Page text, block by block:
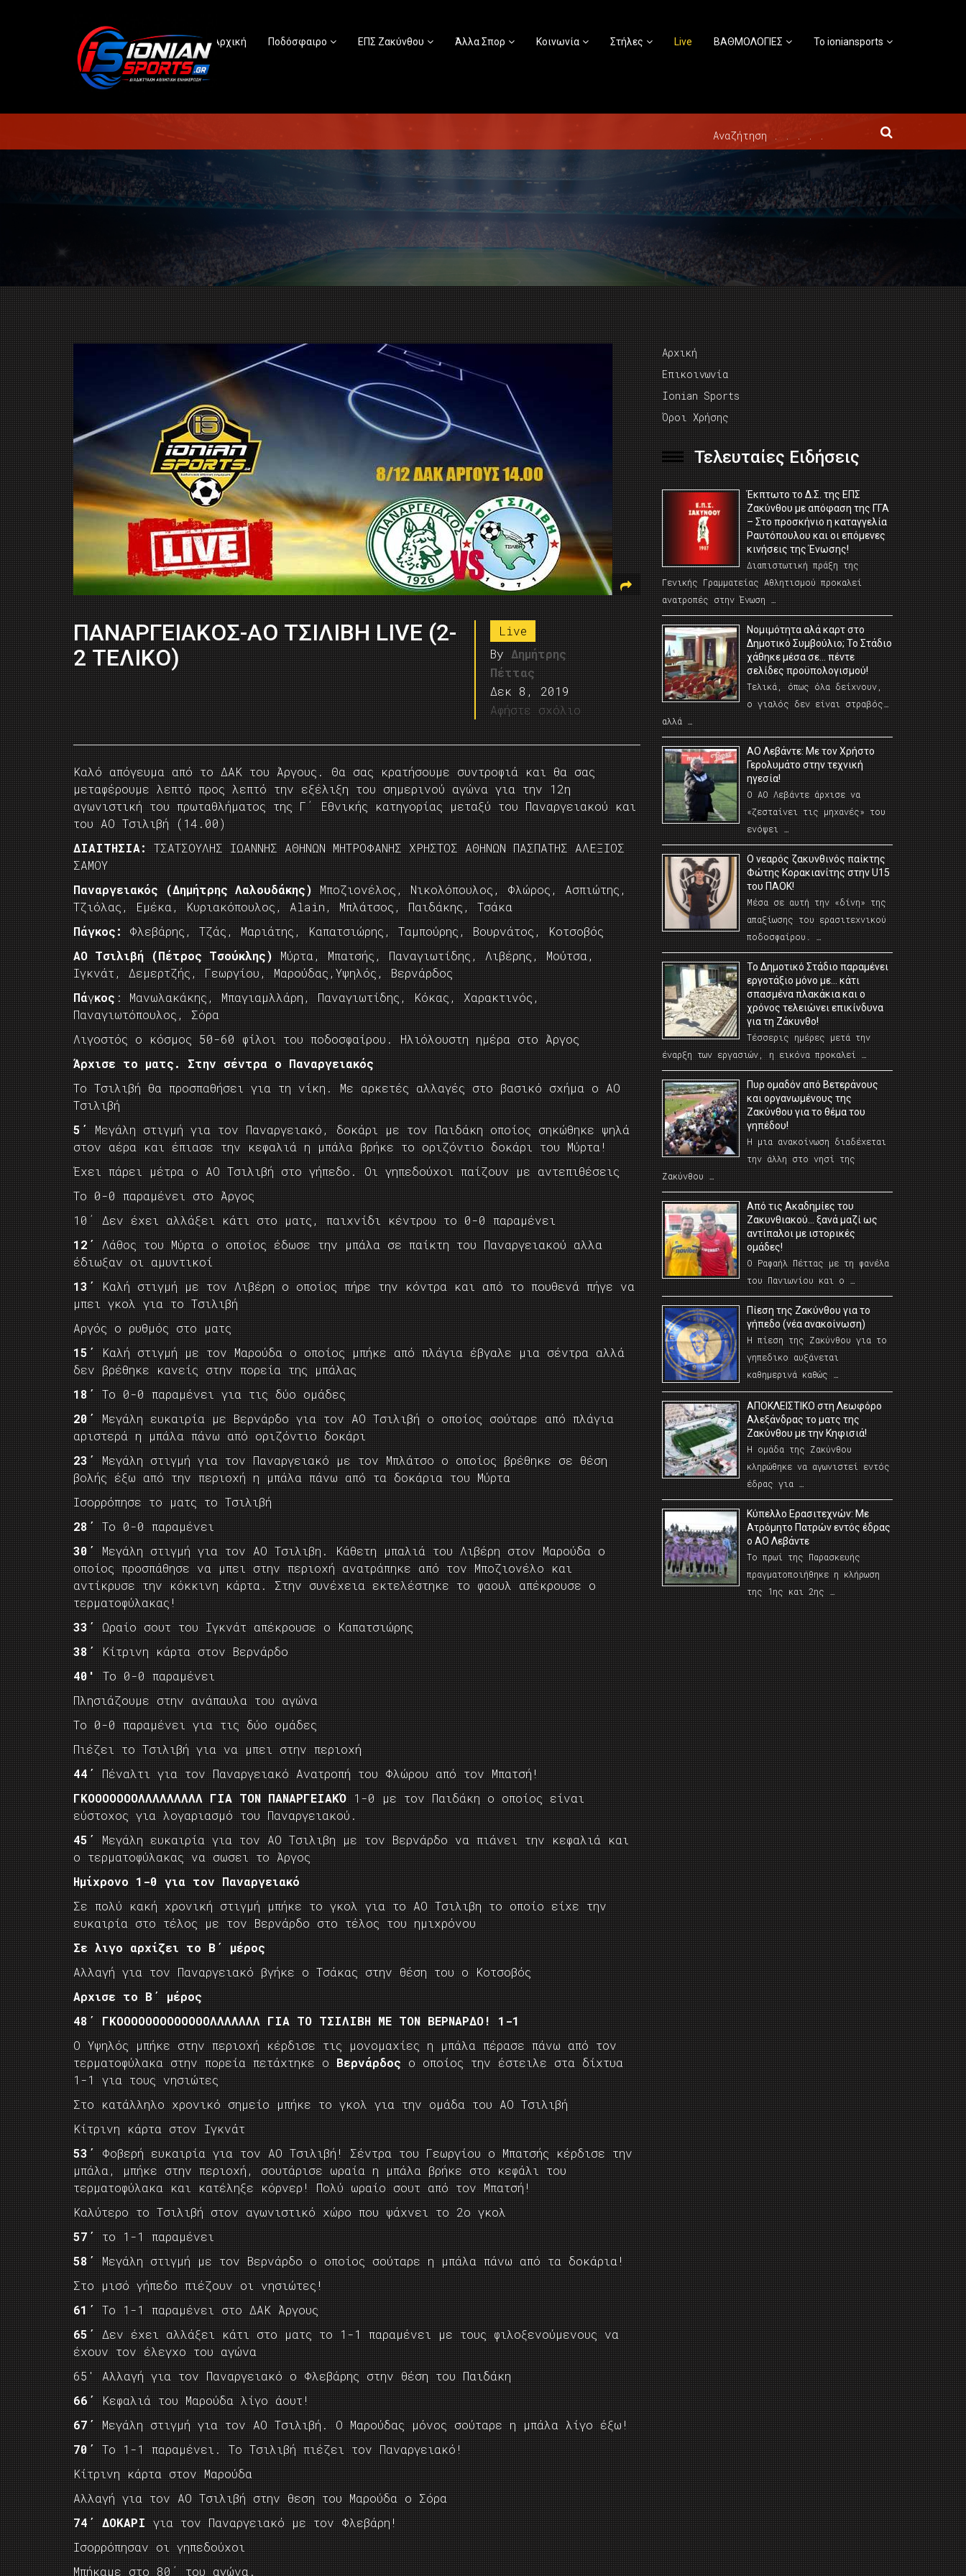
Αρχική Ποδόσφαιρο ΕΠΣ Ζακύνθου Άλλα Σπορ Κοινωνία Στήλες Live ΒΑΘΜΟΛΟΓΙΕΣ Το ioniansports
ΠΑΝΑΡΓΕΙΑΚΟΣ-ΑΟ ΤΣΙΛΙΒΗ LIVE (2-
2 ΤΕΛΙΚΟ)
Live
By Δημήτρης
Πέττας
Δεκ 8, 2019
Αφήστε σχόλιο
Kαλό απόγευμα από το ΔΑΚ του Άργους. Θα σας κρατήσουμε συντροφιά και θα σας
μεταφέρουμε λεπτό προς λεπτό την εξέλιξη του σημερινού αγώνα για την 12η
αγωνιστική του πρωταθλήματος της Γ΄ Εθνικής κατηγορίας μεταξύ του Παναργειακού και
του ΑΟ Τσιλιβή (14.00)
ΔΙΑΙΤΗΣΙΑ:
ΤΣΑΤΣΟΥΛΗΣ ΙΩΑΝΝΗΣ ΑΘΗΝΩΝ ΜΗΤΡΟΦΑΝΗΣ ΧΡΗΣΤΟΣ ΑΘΗΝΩΝ ΠΑΣΠΑΤΗΣ ΑΛΕΞΙΟΣ
ΣΑΜΟΥ
Παναργειακός (Δημήτρης Λαλουδάκης) Μποζιονέλος, Νικολόπουλος, Φλώρος, Ασπιώτης,
Τζιόλας, Εμέκα, Κυριακόπουλος, Αlain, Μπλάτσος, Παιδάκης, Τσάκα
Πάγκος:
Φλεβάρης, Τζάς, Μαριάτης, Καπατσιώρης, Ταμπούρης, Βουρνάτος, Κοτσοβός
ΑΟ Τσιλιβή (Πέτρος Τσούκλης) Μύρτα, Μπατσής, Παναγιωτίδης, Λιβέρης, Μούτσα,
Ιγκνάτ, Δεμερτζής, Γεωργίου, Μαρούδας,Υψηλός, Βερνάρδος
Πάγκος : Mανωλακάκης, Μπαγιαμλλάρη, Παναγιωτίδης, Κόκας, Χαρακτινός,
Παναγιωτόπουλος, Σόρα
Λιγοστός ο κόσμος 50-60 φίλοι του ποδοσφαίρου. Ηλιόλουστη ημέρα στο Άργος
Άρχισε το ματς. Στην σέντρα ο Παναργειακός
Το Τσιλιβή θα προσπαθήσει για τη νίκη. Με αρκετές αλλαγές στο βασικό σχήμα ο ΑΟ
Τσιλιβή
5΄ Μεγάλη στιγμή για τον Παναργειακό, δοκάρι με τον Παιδάκη οποίος σηκώθηκε ψηλά
στον αέρα και έπιασε την κεφαλιά η μπάλα βρήκε το οριζόντιο δοκάρι του Μύρτα!
Έχει πάρει μέτρα ο ΑΟ Τσιλιβή στο γήπεδο. Οι γηπεδούχοι παίζουν με αντεπιθέσεις
Το 0-0 παραμένει στο Άργος
10΄ Δεν έχει αλλάξει κάτι στο ματς, παιχνίδι κέντρου το 0-0 παραμένει
12΄
Λάθος του Μύρτα ο οποίος έδωσε την μπάλα σε παίκτη του Παναργειακού αλλα
έδιωξαν οι αμυντικοί
13΄
Καλή στιγμή με τον Λιβέρη ο οποίος πήρε την κόντρα και από το πουθενά πήγε να
μπει γκολ για το Τσιλιβή
Αργός ο ρυθμός στο ματς
15΄
Καλή στιγμή με τον Μαρούδα ο οποίος μπήκε από πλάγια έβγαλε μια σέντρα αλλά
δεν βρέθηκε κανείς στην πορεία της μπάλας
18΄
Το 0-0 παραμένει για τις δύο ομάδες
20΄ Μεγάλη ευκαιρία με Βερνάρδο για τον ΑΟ Τσιλιβή ο οποίος σούταρε από πλάγια
αριστερά η μπάλα πάνω από οριζόντιο δοκάρι
23΄ Μεγάλη στιγμή για τον Παναργειακό με τον Μπλάτσο ο οποίος βρέθηκε σε θέση
βολής έξω από την περιοχή η μπάλα πάνω από τα δοκάρια του Μύρτα
Ισορρόπησε το ματς το Τσιλιβή
28΄
Το 0-0 παραμένει
30΄
Μεγάλη στιγμή για τον ΑΟ Τσιλιβη. Κάθετη μπαλιά του Λιβέρη στον Μαρούδα ο
οποίος προσπάθησε να μπει στην περιοχή ανατράπηκε από τον Μποζιονέλο και
αντίκρυσε την κόκκινη κάρτα. Στην συνέχεια εκτελέστηκε το φαουλ απέκρουσε ο
τερματοφύλακας!
33΄ Ωραίο σουτ του Ιγκνάτ απέκρουσε ο Καπατσιώρης
38΄
Κίτρινη κάρτα στον Βερνάρδο
40′
Το 0-0 παραμένει
Πλησιάζουμε στην ανάπαυλα του αγώνα
Το 0-0 παραμένει για τις δύο ομάδες
Πιέζει το Τσιλιβή για να μπει στην περιοχή
44΄
Πέναλτι για τον Παναργειακό Ανατροπή του Φλώρου από τον Μπατσή!
ΓΚΟΟΟΟΟΟΟΛΛΛΛΛΛΛΛΛ ΓΙΑ ΤΟΝ ΠΑΝΑΡΓΕΙΑΚΌ 1-0 με τον Παιδάκη ο οποίος είναι
εύστοχος για λογαριασμό του Παναργειακού.
45΄
Μεγάλη ευκαιρία για τον ΑΟ Τσιλιβη με τον Βερνάρδο να πιάνει την κεφαλιά και
ο τερματοφύλακας να σωσει το Άργος
Ημίχρονο 1-0 για τον Παναργειακό
Σε πολύ κακή χρονική στιγμή μπήκε το γκολ για το ΑΟ Τσιλιβη το οποίο είχε την
ευκαιρία στο τέλος με τον Βερνάρδο στο τέλος του ημιχρόνου
Σε λιγο αρχίζει το Β΄ μέρος
Αλλαγή για τον Παναργειακό βγήκε ο Τσάκας στην θέση του ο Κοτσοβός
Αρχισε το Β΄ μέρος
48΄ ΓΚΟΟΟΟΟΟΟΟΟΟΟΟΟΛΛΛΛΛΛΛ ΓΙΑ ΤΟ ΤΣΙΛΙΒΗ ΜΕ ΤΟΝ ΒΕΡΝΑΡΔΟ! 1-1
Ο Υψηλός μπήκε στην περιοχή κέρδισε τις μονομαχίες η μπάλα πέρασε πάνω από τον
τερματοφύλακα στην πορεία πετάχτηκε ο Βερνάρδος ο οποίος την έστειλε στα δίχτυα
1-1 για τους νησιώτες
Στο κατάλληλο χρονικό σημείο μπήκε το γκολ για την ομάδα του ΑΟ Τσιλιβή
Κίτρινη κάρτα στον Ιγκνάτ
53΄ Φοβερή ευκαιρία για τον ΑΟ Τσιλιβή! Σέντρα του Γεωργίου ο Μπατσής κέρδισε την
μπάλα, μπήκε στην περιοχή, σουτάρισε ωραία η μπάλα βρήκε στο κεφάλι του
τερματοφύλακα και κατέληξε κόρνερ! Πολύ ωραίο σουτ από τον Μπατσή!
Καλύτερο το Τσιλιβή στον αγωνιστικό χώρο που ψάχνει το 2ο γκολ
57΄ το 1-1 παραμένει
58΄ Μεγάλη στιγμή με τον Βερνάρδο ο οποίος σούταρε η μπάλα πάνω από τα δοκάρια!
Στο μισό γήπεδο πιέζουν οι νησιώτες!
61΄
Το 1-1 παραμένει στο ΔΑΚ Άργους
65΄ Δεν έχει αλλάξει κάτι στο ματς το 1-1 παραμένει με τους φιλοξενούμενους να
έχουν τον έλεγχο του αγώνα
65′ Aλλαγή για τον Παναργειακό ο Φλεβάρης στην θέση του Παιδάκη
66΄
Κεφαλιά του Μαρούδα λίγο άουτ!
67΄ Μεγάλη στιγμή για τον ΑΟ Τσιλιβή. Ο Μαρούδας μόνος σούταρε η μπάλα λίγο έξω!
70΄ Το 1-1 παραμένει. Το Τσιλιβή πιέζει τον Παναργειακό!
Κίτρινη κάρτα στον Μαρούδα
Αλλαγή για τον ΑΟ Τσιλιβή στην θεση του Μαρούδα ο Σόρα
74΄ ΔΟΚΑΡΙ για τον Παναργειακό με τον Φλεβάρη!
Ισορρόπησαν οι γηπεδούχοι
Μπήκαμε στο 80΄ του αγώνα.
Αρχική
Επικοινωνία
Ionian Sports
Όροι Χρήσης
Τελευταίες Ειδήσεις
Έκπτωτο το Δ.Σ. της ΕΠΣ
Ζακύνθου με απόφαση της ΓΓΑ
– Στο προσκήνιο η καταγγελία
Ραυτόπουλου και οι επόμενες
κινήσεις της Ένωσης!
Διαπιστωτική πράξη της
Γενικής Γραμματείας Αθλητισμού προκαλεί
ανατροπές στην Ένωση …
Νομιμότητα αλά καρτ στο
Δημοτικό Συμβούλιο; Το Στάδιο
χάθηκε μέσα σε… πέντε
σελίδες προϋπολογισμού!
Τελικά, όπως όλα δείχνουν,
ο γιαλός δεν είναι στραβός…
αλλά …
ΑΟ Λεβάντε: Με τον Χρήστο
Γερολυμάτο στην τεχνική
ηγεσία!
Ο ΑΟ Λεβάντε άρχισε να
«ζεσταίνει τις μηχανές» του
ενόψει …
O νεαρός ζακυνθινός παίκτης
Φώτης Κορακιανίτης στην U15
του ΠΑΟΚ!
Μέσα σε αυτή την «δίνη» της
απαξίωσης του ερασιτεχνικού
ποδοσφαίρου. …
Το Δημοτικό Στάδιο παραμένει
εργοτάξιο μόνο με… κάτι
σπασμένα πλακάκια και ο
χρόνος τελειώνει επικίνδυνα
για τη Ζάκυνθο!
Τέσσερις ημέρες μετά την
έναρξη των εργασιών, η εικόνα προκαλεί …
Πυρ ομαδόν από Βετεράνους
και οργανωμένους της
Ζακύνθου για το θέμα του
γηπέδου!
Η μια ανακοίνωση διαδέχεται
την άλλη στο νησί της
Ζακύνθου …
Από τις Ακαδημίες του
Ζακυνθιακού… ξανά μαζί ως
αντίπαλοι με ιστορικές
ομάδες!
Ο Ραφαήλ Πέττας με τη φανέλα
του Πανιωνίου και ο …
Πίεση της Ζακύνθου για το
γήπεδο (νέα ανακοίνωση)
Η πίεση της Ζακύνθου για το
γηπεδικο αυξάνεται
καθημερινά καθώς …
AΠΟΚΛΕΙΣΤΙΚΟ στη Λεωφόρο
Αλεξάνδρας το ματς της
Ζακύνθου με την Κηφισιά!
Η ομάδα της Ζακύνθου
κληρώθηκε να αγωνιστεί εντός
έδρας για …
Κύπελλο Ερασιτεχνών: Με
Ατρόμητο Πατρών εντός έδρας
ο ΑΟ Λεβάντε
Το πρωί της Παρασκευής
πραγματοποιήθηκε η κλήρωση
της 1ης και 2ης …